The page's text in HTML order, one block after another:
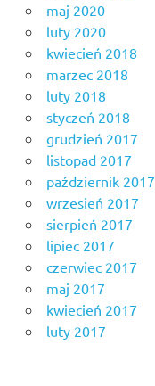
maj 2020
luty 2020
kwiecień 2018
marzec 2018
luty 2018
styczeń 2018
grudzień 2017
listopad 2017
październik 2017
wrzesień 2017
sierpień 2017
lipiec 2017
czerwiec 2017
maj 2017
kwiecień 2017
luty 2017